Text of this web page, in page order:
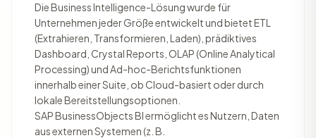
Die Business Intelligence-Lösung wurde für
Unternehmen jeder Größe entwickelt und bietet ETL
(Extrahieren, Transformieren, Laden), prädiktives
Dashboard, Crystal Reports, OLAP (Online Analytical
Processing) und Ad-hoc-Berichtsfunktionen
innerhalb einer Suite, ob Cloud-basiert oder durch
lokale Bereitstellungsoptionen.
SAP BusinessObjects BI ermöglicht es Nutzern, Daten
aus externen Systemen (z. B.